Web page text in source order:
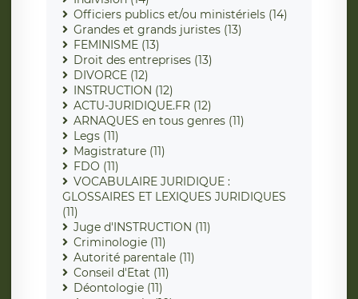
Officiers publics et/ou ministériels (14)
Grandes et grands juristes (13)
FEMINISME (13)
Droit des entreprises (13)
DIVORCE (12)
INSTRUCTION (12)
ACTU-JURIDIQUE.FR (12)
ARNAQUES en tous genres (11)
Legs (11)
Magistrature (11)
FDO (11)
VOCABULAIRE JURIDIQUE :
GLOSSAIRES ET LEXIQUES JURIDIQUES
(11)
Juge d'INSTRUCTION (11)
Criminologie (11)
Autorité parentale (11)
Conseil d'Etat (11)
Déontologie (11)